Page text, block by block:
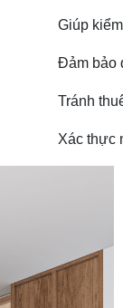
Giúp
Đảm bảo
Tránh
Xác thực